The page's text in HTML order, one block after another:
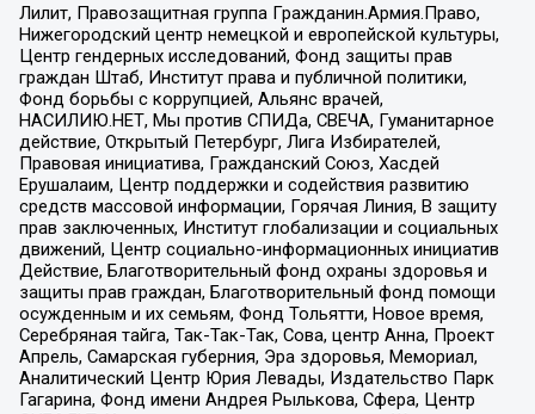
Лилит, Правозащитная группа Гражданин.Армия.Право,
Нижегородский центр немецкой и европейской культуры,
Центр гендерных исследований, Фонд защиты прав
граждан Штаб, Институт права и публичной политики,
Фонд борьбы с коррупцией, Альянс врачей,
НАСИЛИЮ.НЕТ, Мы против СПИДа, СВЕЧА, Гуманитарное
действие, Открытый Петербург, Лига Избирателей,
Правовая инициатива, Гражданский Союз, Хасдей
Ерушалаим, Центр поддержки и содействия развитию
средств массовой информации, Горячая Линия, В защиту
прав заключенных, Институт глобализации и социальных
движений, Центр социально-информационных инициатив
Действие, Благотворительный фонд охраны здоровья и
защиты прав граждан, Благотворительный фонд помощи
осужденным и их семьям, Фонд Тольятти, Новое время,
Серебряная тайга, Так-Так-Так, Сова, центр Анна, Проект
Апрель, Самарская губерния, Эра здоровья, Мемориал,
Аналитический Центр Юрия Левады, Издательство Парк
Гагарина, Фонд имени Андрея Рылькова, Сфера, Центр